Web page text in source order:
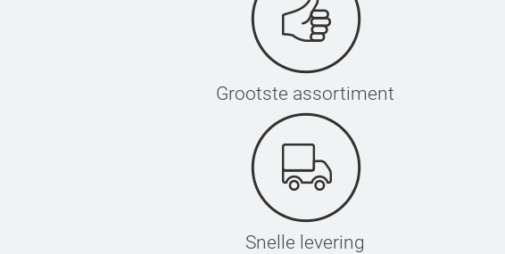
Grootste assortiment
Snelle levering